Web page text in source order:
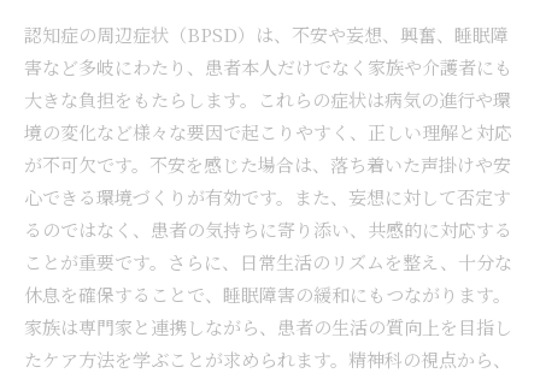
認知症の周辺症状（BPSD）は、不安や妄想、興奮、睡眠障
害など多岐にわたり、患者本人だけでなく家族や介護者にも
大きな負担をもたらします。これらの症状は病気の進行や環
境の変化など様々な要因で起こりやすく、正しい理解と対応
が不可欠です。不安を感じた場合は、落ち着いた声掛けや安
心できる環境づくりが有効です。また、妄想に対して否定す
るのではなく、患者の気持ちに寄り添い、共感的に対応する
ことが重要です。さらに、日常生活のリズムを整え、十分な
休息を確保することで、睡眠障害の緩和にもつながります。
家族は専門家と連携しながら、患者の生活の質向上を目指し
たケア方法を学ぶことが求められます。精神科の視点から、